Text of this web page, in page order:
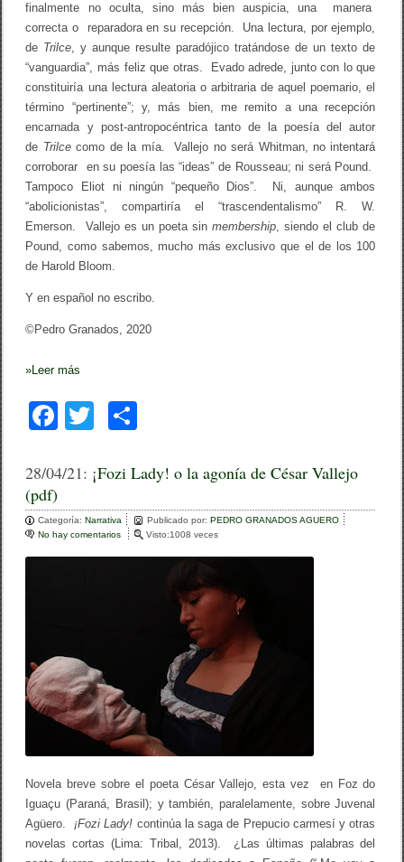
finalmente no oculta, sino más bien auspicia, una manera
correcta o reparadora en su recepción. Una lectura, por ejemplo,
de Trilce, y aunque resulte paradójico tratándose de un texto de
“vanguardia”, más feliz que otras. Evado adrede, junto con lo que
constituiría una lectura aleatoria o arbitraria de aquel poemario, el
término “pertinente”; y, más bien, me remito a una recepción
encarnada y post-antropocéntrica tanto de la poesía del autor
de Trilcecomo de la mía. Vallejo no será Whitman, no intentará
corroborar en su poesía las “ideas” de Rousseau; ni será Pound.
Tampoco Eliot ni ningún “pequeño Dios”. Ni, aunque ambos
“abolicionistas”, compartiría el “trascendentalismo” R. W.
Emerson. Vallejo es un poeta sinmembership, siendo el club de
Pound, como sabemos, mucho más exclusivo que el de los 100
de Harold Bloom.
Y en español no escribo.
©Pedro Granados, 2020
»Leer más
F
c
e
b
o
tt
er
m
p
ar
tir
28/04/21: ¡Fozi Lady! o la agonía de César Vallejo
(pdf)
Categoría:Narrativa Publicado por:PEDRO GRANADOS AGUERO
No hay comentarios
!
o
l
a
a
o
í
a
d
Visto:1008 veces
Novela breve sobre el poeta César Vallejo, esta vez en Foz do
Iguaçu (Paraná, Brasil); y también, paralelamente, sobre Juvenal
Agüero. ¡Fozi Lady! continúa la saga de Prepucio carmesí y otras
novelas cortas (Lima: Tribal, 2013). ¿Las últimas palabras del